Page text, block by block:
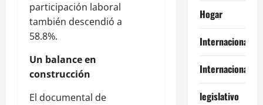
participación laboral
también descendió a
58.8%.
Un balance en
construcción
El documental de
Hogar
Internacional
Internacionales
legislativo